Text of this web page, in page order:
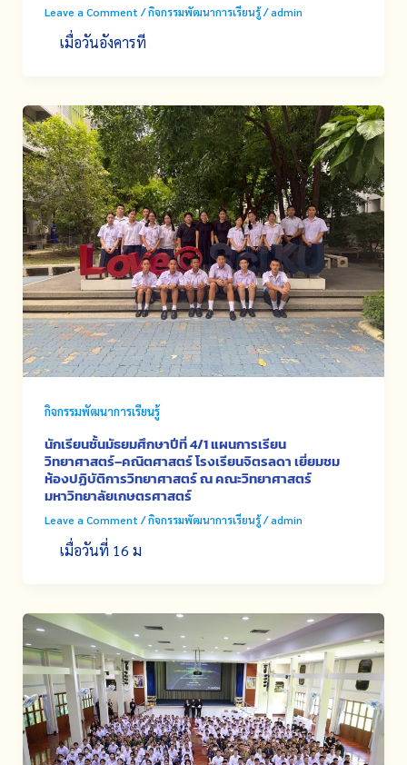
Leave a Comment /กิจกรรมพัฒนาการเรียนรู้/admin
เมื่อวันอังคารที
กิจกรรมพัฒนาการเรียนรู้
นักเรียนชั้นมัธยมศึกษาปีที่ 4/1 แผนการเรียน
วิทยาศาสตร์–คณิตศาสตร์ โรงเรียนจิตรลดา เยี่ยมชม
ห้องปฏิบัติการวิทยาศาสตร์ ณ คณะวิทยาศาสตร์
มหาวิทยาลัยเกษตรศาสตร์
Leave a Comment /กิจกรรมพัฒนาการเรียนรู้/admin
เมื่อวันที่ 16 ม